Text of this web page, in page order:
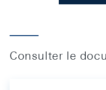
Consulter le